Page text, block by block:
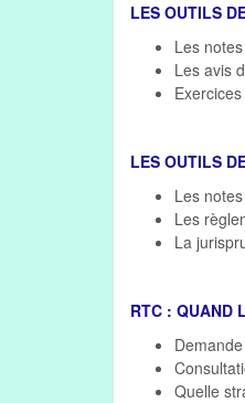
LES OUTILS
Les
Les avis
LES OUTILS
Les
Les
La
RTC : QUAND
Quelle